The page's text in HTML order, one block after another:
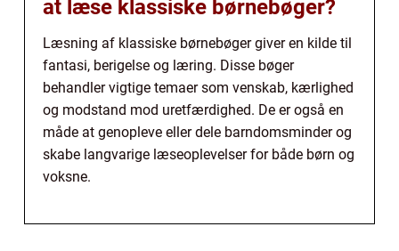
at læse klassiske børnebøger?
Læsning af klassiske børnebøger giver en kilde til
fantasi, berigelse og læring. Disse bøger
behandler vigtige temaer som venskab, kærlighed
og modstand mod uretfærdighed. De er også en
måde at genopleve eller dele barndomsminder og
skabe langvarige læseoplevelser for både børn og
voksne.